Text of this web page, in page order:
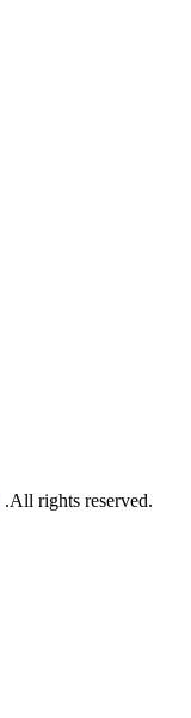
.All rights reserved.